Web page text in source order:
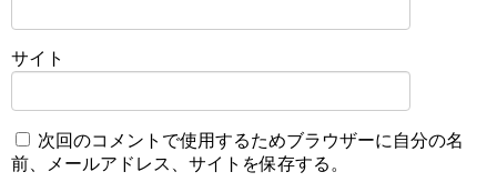
サイト
次回のコメントで使用するためブラウザーに自分の名
前、メールアドレス、サイトを保存する。